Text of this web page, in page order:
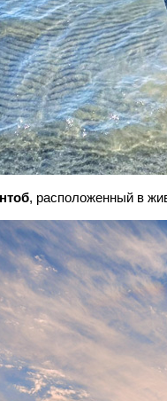
, расположенный в